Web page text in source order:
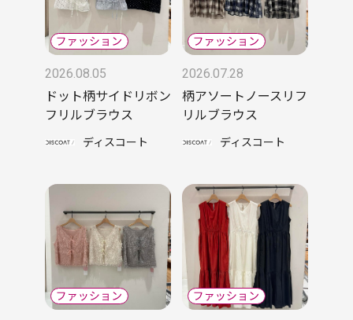
2026.08.05
ドット柄サイドリボン
フリルブラウス
ディスコート
2026.07.28
柄アソートノースリフ
リルブラウス
ディスコート